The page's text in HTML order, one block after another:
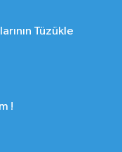
Tüzükle
!